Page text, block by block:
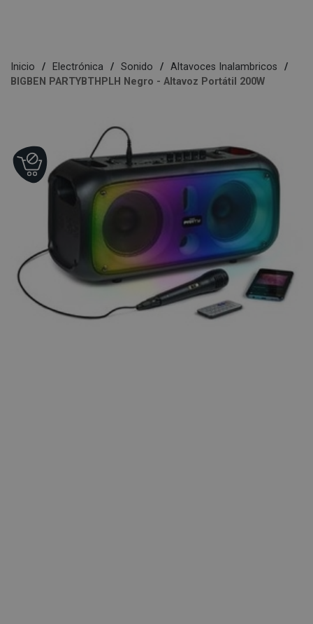
Inicio Electrónica Sonido
Altavoces Inalambricos
BIGBEN PARTYBTHPLH Negro - Altavoz Portátil 200W